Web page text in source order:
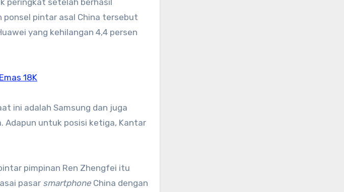
ponsel pintar asal China tersebut
yang kehilangan 4,4 persen
18K
ini adalah Samsung dan juga
Adapun untuk posisi ketiga, Kantar
pimpinan Ren Zhengfei itu
pasar smartphone China dengan